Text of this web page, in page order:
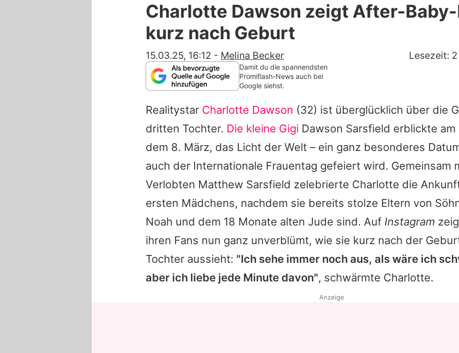
Nutzungsbedingungen
Charlotte Dawson zeigt After-
kurz nach Geburt
15.03.25, 16:12 - Melina Becker Lesezeit: 2
Damit du die spannendsten
Promiflash-News auch bei
Google siehst.
Realitystar Charlotte Dawson (32) ist überglücklich über die
dritten Tochter. Die kleine Gigi Dawson Sarsfield erblickte am
dem 8. März, das Licht der Welt – ein ganz besonderes
auch der Internationale Frauentag gefeiert wird. Gemeinsam
Verlobten Matthew Sarsfield zelebrierte Charlotte die
ersten Mädchens, nachdem sie bereits stolze Eltern von
Noah und dem 18 Monate alten Jude sind. Auf Instagram
ihren Fans nun ganz unverblümt, wie sie kurz nach der
Tochter aussieht: "Ich sehe immer noch aus, als wäre ich
aber ich liebe jede Minute davon", schwärmte Charlotte.
Anzeige